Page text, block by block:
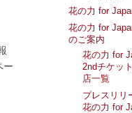
ー
花の力 for
花の力 for
のご案内
花の力 for
2ndチケッ
店一覧
プレスリリ
花の力 for